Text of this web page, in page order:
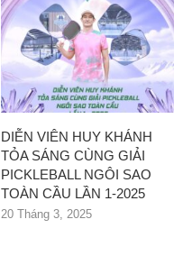
DIỄN VIÊN HUY KHÁNH
TỎA SÁNG CÙNG GIẢI
PICKLEBALL NGÔI SAO
TOÀN CẦU LẦN 1-2025
20 Tháng 3, 2025